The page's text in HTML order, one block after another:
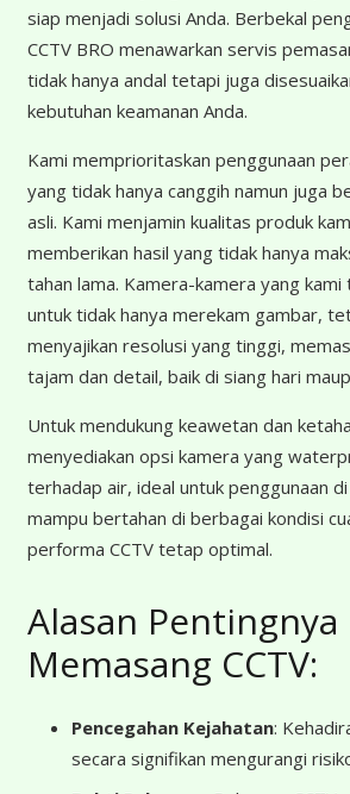
siap menjadi solusi Anda. Berbekal
CCTV BRO menawarkan servis
tidak hanya andal tetapi juga
kebutuhan keamanan Anda.
Kami memprioritaskan penggunaan
yang tidak hanya canggih namun juga
asli. Kami menjamin kualitas produk
memberikan hasil yang tidak hanya
tahan lama. Kamera-kamera yang kami
untuk tidak hanya merekam gambar,
menyajikan resolusi yang tinggi,
tajam dan detail, baik di siang hari
Untuk mendukung keawetan dan
menyediakan opsi kamera yang
terhadap air, ideal untuk penggunaan
mampu bertahan di berbagai kondisi
performa CCTV tetap optimal.
Alasan Pentingnya
Memasang CCTV:
Pencegahan Kejahatan:
secara signifikan mengurangi